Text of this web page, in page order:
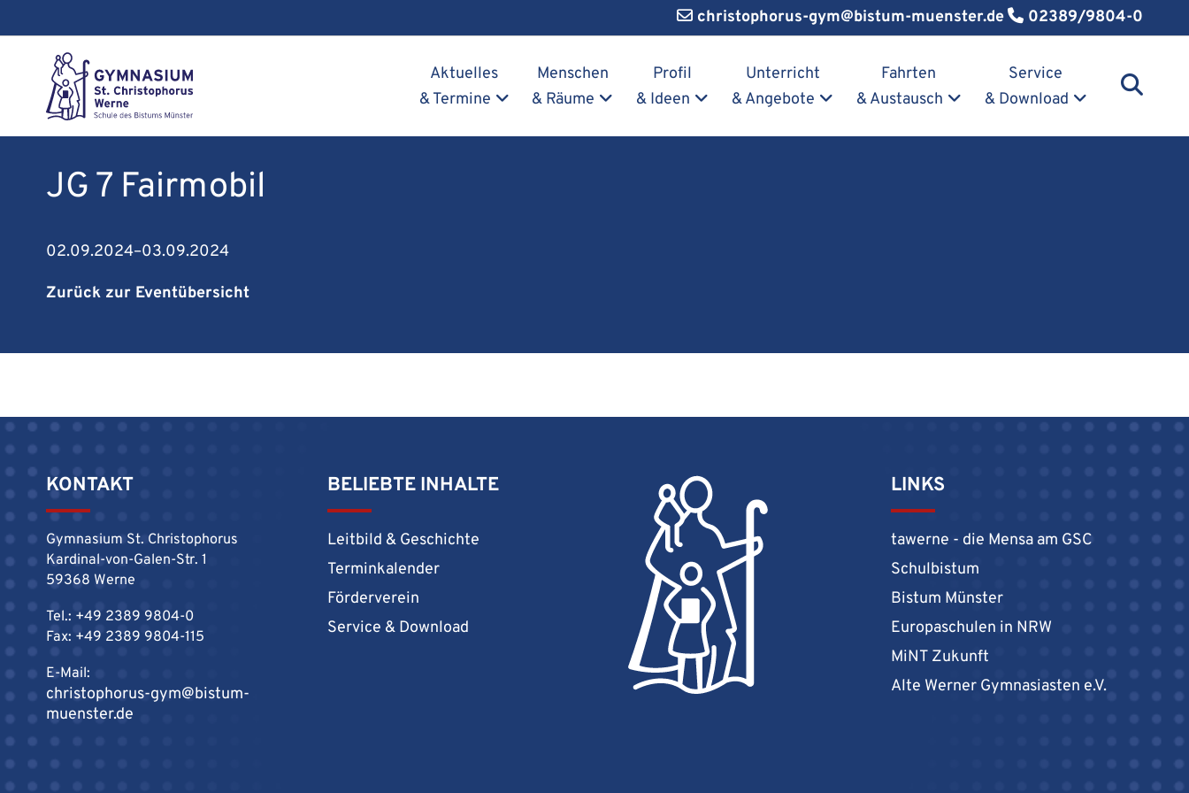
christophorus-gym@bistum-muenster.de
02389/9804-0
Aktuelles
& Termine
Menschen
& Räume
Profil
& Ideen
Unterricht
& Angebote
Fahrten
& Austausch
Service
& Download
JG 7 Fairmobil
02.09.2024–03.09.2024
Zurück zur Eventübersicht
KONTAKT
Gymnasium St. Christophorus
Kardinal-von-Galen-Str. 1
59368 Werne
Tel.: +49 2389 9804-0
Fax: +49 2389 9804-115
E-Mail:
christophorus-gym@bistum-
muenster.de
BELIEBTE INHALTE
Leitbild & Geschichte
Terminkalender
Förderverein
Service & Download
LINKS
tawerne - die Mensa am GSC
Schulbistum
Bistum Münster
Europaschulen in NRW
MiNT Zukunft
Alte Werner Gymnasiasten e.V.